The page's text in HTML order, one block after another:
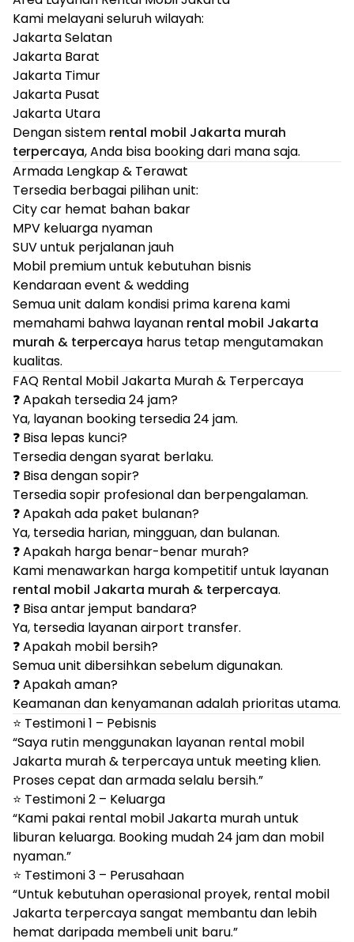
Kami melayani seluruh wilayah:
Jakarta Selatan
Jakarta Barat
Jakarta Timur
Jakarta Pusat
Jakarta Utara
Dengan sistem rental mobil Jakarta murah
terpercaya, Anda bisa booking dari mana saja.
Armada Lengkap & Terawat
Tersedia berbagai pilihan unit:
City car hemat bahan bakar
MPV keluarga nyaman
SUV untuk perjalanan jauh
Mobil premium untuk kebutuhan bisnis
Kendaraan event & wedding
Semua unit dalam kondisi prima karena kami
memahami bahwa layanan rental mobil Jakarta
murah & terpercaya harus tetap mengutamakan
kualitas.
FAQ Rental Mobil Jakarta Murah & Terpercaya
❓ Apakah tersedia 24 jam?
Ya, layanan booking tersedia 24 jam.
❓ Bisa lepas kunci?
Tersedia dengan syarat berlaku.
❓ Bisa dengan sopir?
Tersedia sopir profesional dan berpengalaman.
❓ Apakah ada paket bulanan?
Ya, tersedia harian, mingguan, dan bulanan.
❓ Apakah harga benar-benar murah?
Kami menawarkan harga kompetitif untuk layanan
rental mobil Jakarta murah & terpercaya.
❓ Bisa antar jemput bandara?
Ya, tersedia layanan airport transfer.
❓ Apakah mobil bersih?
Semua unit dibersihkan sebelum digunakan.
❓ Apakah aman?
Keamanan dan kenyamanan adalah prioritas utama.
⭐ Testimoni 1 – Pebisnis
“Saya rutin menggunakan layanan rental mobil
Jakarta murah & terpercaya untuk meeting klien.
Proses cepat dan armada selalu bersih.”
⭐ Testimoni 2 – Keluarga
“Kami pakai rental mobil Jakarta murah untuk
liburan keluarga. Booking mudah 24 jam dan mobil
nyaman.”
⭐ Testimoni 3 – Perusahaan
“Untuk kebutuhan operasional proyek, rental mobil
Jakarta terpercaya sangat membantu dan lebih
hemat daripada membeli unit baru.”